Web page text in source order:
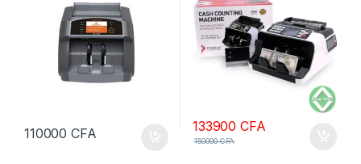
110000CFA 133900CFA
150000CFA